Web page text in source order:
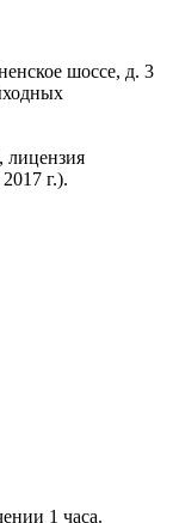
шоссе, д. 3
г.).
1 часа.